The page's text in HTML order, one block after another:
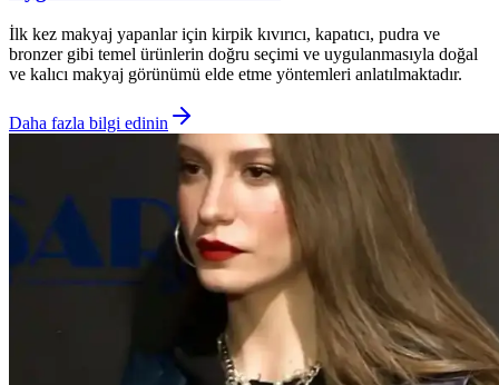
İlk kez makyaj yapanlar için kirpik kıvırıcı, kapatıcı, pudra ve
bronzer gibi temel ürünlerin doğru seçimi ve uygulanmasıyla doğal
ve kalıcı makyaj görünümü elde etme yöntemleri anlatılmaktadır.
Daha fazla bilgi edinin